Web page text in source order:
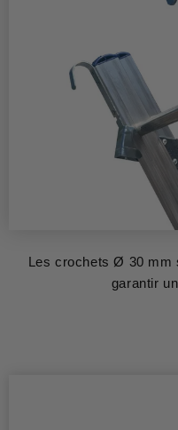
Les crochets Ø 30 mm
garantir